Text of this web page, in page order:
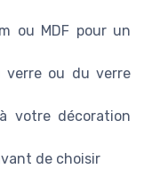
ou MDF pour un
verre ou du verre
votre décoration
de choisir